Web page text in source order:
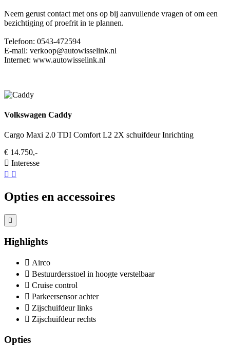
Neem gerust contact met ons op bij aanvullende vragen of om een
bezichtiging of proefrit in te plannen.
Telefoon: 0543-472594
E-mail: verkoop@autowisselink.nl
Internet: www.autowisselink.nl
Volkswagen Caddy
Cargo Maxi 2.0 TDI Comfort L2 2X schuifdeur Inrichting
€ 14.750,-
Interesse
Opties en accessoires
Highlights
Airco
Bestuurdersstoel in hoogte verstelbaar
Cruise control
Parkeersensor achter
Zijschuifdeur links
Zijschuifdeur rechts
Opties